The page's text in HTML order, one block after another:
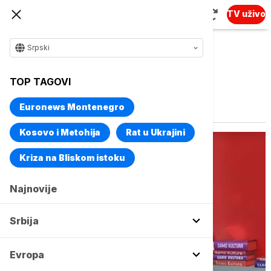
TV uživo
Srpski
TOP TAGOVI
Euronews Montenegro
Kosovo i Metohija Rat u Ukrajini
Kriza na Bliskom istoku
Najnovije
Srbija
Evropa
Vise o temi
Filmski centar Srbije